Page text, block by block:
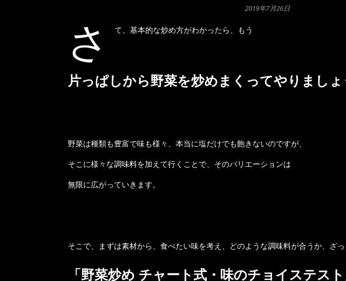
2019年7月26日
さ て、基本的な炒め方がわかったら、もう
片っぱしから野菜を炒めまくってやりましょ
野菜は種類も豊富で味も様々、本当に塩だけでも飽きないのですが、
そこに様々な調味料を加えて行くことで、そのバリエーションは
無限に広がっていきます。
そこで、まずは素材から、食べたい味を考え、どのような調味料が合うか、ざっ
「野菜炒め チャート式・味のチョイステスト